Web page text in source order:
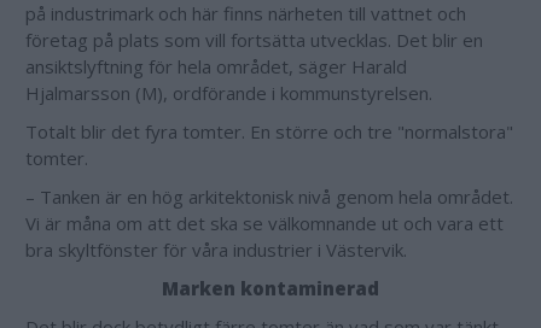
på industrimark och här finns närheten till vattnet och
företag på plats som vill fortsätta utvecklas. Det blir en
ansiktslyftning för hela området, säger Harald
Hjalmarsson (M), ordförande i kommunstyrelsen.
Totalt blir det fyra tomter. En större och tre "normalstora"
tomter.
– Tanken är en hög arkitektonisk nivå genom hela området.
Vi är måna om att det ska se välkomnande ut och vara ett
bra skyltfönster för våra industrier i Västervik.
Marken kontaminerad